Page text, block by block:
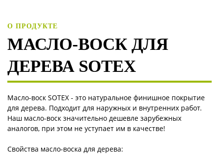
О ПРОДУКТЕ
МАСЛО-ВОСК ДЛЯ
ДЕРЕВА SOTEX
Масло-воск SOTEX - это натуральное финишное покрытие
для дерева. Подходит для наружных и внутренних работ.
Наш масло-воск значительно дешевле зарубежных
аналогов, при этом не уступает им в качестве!
Свойства масло-воска для дерева: